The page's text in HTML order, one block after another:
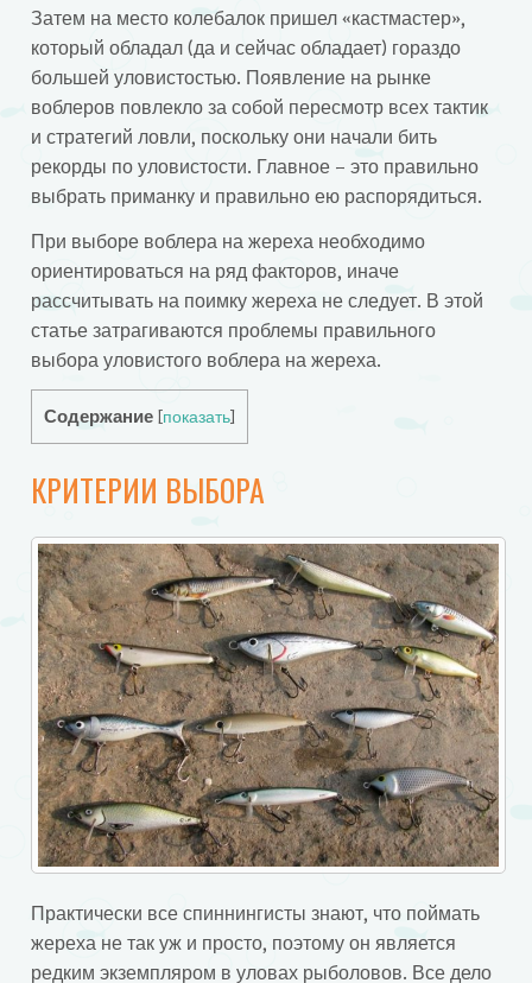
Затем на место колебалок пришел «кастмастер»,
который обладал (да и сейчас обладает) гораздо
большей уловистостью. Появление на рынке
воблеров повлекло за собой пересмотр всех тактик
и стратегий ловли, поскольку они начали бить
рекорды по уловистости. Главное – это правильно
выбрать приманку и правильно ею распорядиться.
При выборе воблера на жереха необходимо
ориентироваться на ряд факторов, иначе
рассчитывать на поимку жереха не следует. В этой
статье затрагиваются проблемы правильного
выбора уловистого воблера на жереха.
Содержание показать]
КРИТЕРИИ ВЫБОРА
Практически все спиннингисты знают, что поймать
жереха не так уж и просто, поэтому он является
редким экземпляром в уловах рыболовов. Все дело